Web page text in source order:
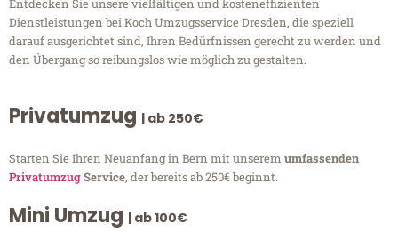
Entdecken Sie unsere vielfältigen und kosteneffizienten
Dienstleistungen bei Koch Umzugsservice Dresden, die speziell
darauf ausgerichtet sind, Ihren Bedürfnissen gerecht zu werden und
den Übergang so reibungslos wie möglich zu gestalten.
Privatumzug | ab 250€
Starten Sie Ihren Neuanfang in Bern mit unserem umfassenden
PrivatumzugService, der bereits ab 250€ beginnt.
Mini Umzug | ab 100€